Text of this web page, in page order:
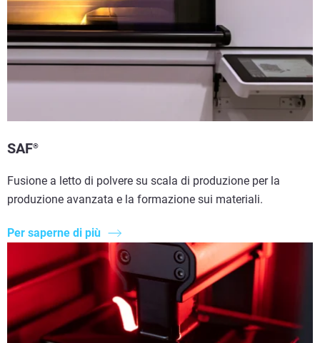
SAF®
Fusione a letto di polvere su scala di produzione per la
produzione avanzata e la formazione sui materiali.
Per saperne di più